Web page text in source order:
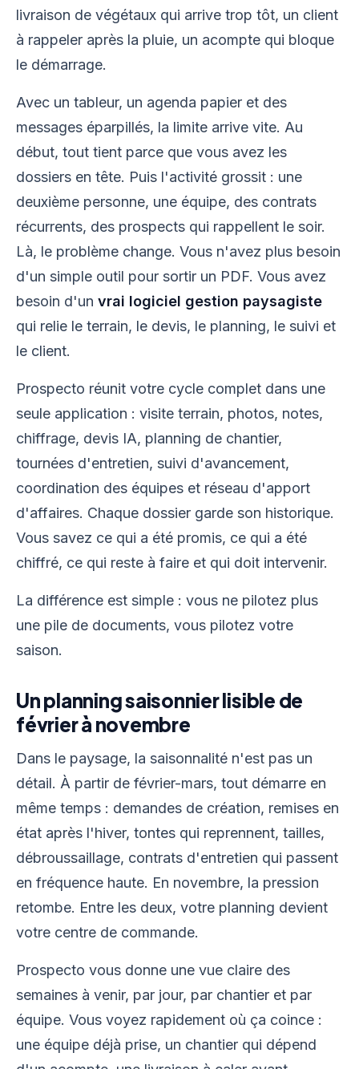
livraison de végétaux qui arrive trop tôt, un client
à rappeler après la pluie, un acompte qui bloque
le démarrage.
Avec un tableur, un agenda papier et des
messages éparpillés, la limite arrive vite. Au
début, tout tient parce que vous avez les
dossiers en tête. Puis l'activité grossit : une
deuxième personne, une équipe, des contrats
récurrents, des prospects qui rappellent le soir.
Là, le problème change. Vous n'avez plus besoin
d'un simple outil pour sortir un PDF. Vous avez
besoin d'un vrai logiciel gestion paysagiste
qui relie le terrain, le devis, le planning, le suivi et
le client.
Prospecto réunit votre cycle complet dans une
seule application : visite terrain, photos, notes,
chiffrage, devis IA, planning de chantier,
tournées d'entretien, suivi d'avancement,
coordination des équipes et réseau d'apport
d'affaires. Chaque dossier garde son historique.
Vous savez ce qui a été promis, ce qui a été
chiffré, ce qui reste à faire et qui doit intervenir.
La différence est simple : vous ne pilotez plus
une pile de documents, vous pilotez votre
saison.
Un planning saisonnier lisible de
février à novembre
Dans le paysage, la saisonnalité n'est pas un
détail. À partir de février-mars, tout démarre en
même temps : demandes de création, remises en
état après l'hiver, tontes qui reprennent, tailles,
débroussaillage, contrats d'entretien qui passent
en fréquence haute. En novembre, la pression
retombe. Entre les deux, votre planning devient
votre centre de commande.
Prospecto vous donne une vue claire des
semaines à venir, par jour, par chantier et par
équipe. Vous voyez rapidement où ça coince :
une équipe déjà prise, un chantier qui dépend